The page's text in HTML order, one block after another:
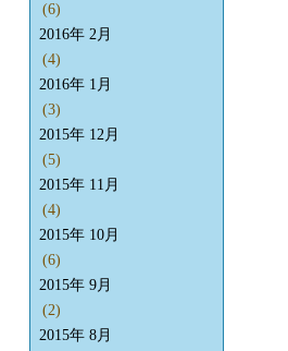
(6)
2016年 2月
(4)
2016年 1月
(3)
2015年 12月
(5)
2015年 11月
(4)
2015年 10月
(6)
2015年 9月
(2)
2015年 8月